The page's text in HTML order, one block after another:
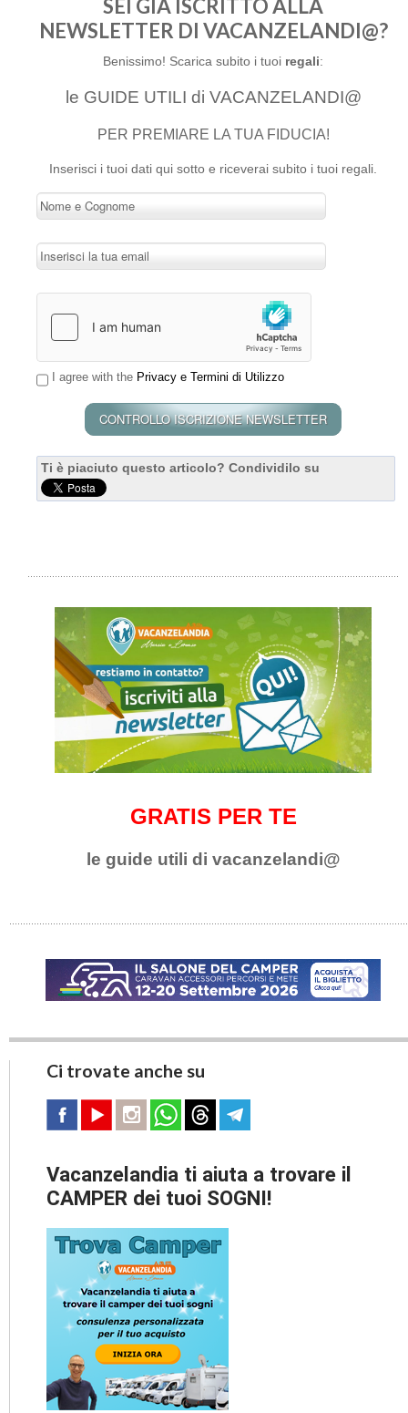
SEI GIÀ ISCRITTO ALLA
NEWSLETTER DI VACANZELANDI@?
Benissimo! Scarica subito i tuoi regali:
le GUIDE UTILI di VACANZELANDI@
PER PREMIARE LA TUA FIDUCIA!
Inserisci i tuoi dati qui sotto e riceverai subito i tuoi regali.
I agree with the Privacy e Termini di Utilizzo
Ti è piaciuto questo articolo? Condividilo su
GRATIS PER TE
le guide utili di vacanzelandi@
Ci trovate anche su
Vacanzelandia ti aiuta a trovare il
CAMPER dei tuoi SOGNI!